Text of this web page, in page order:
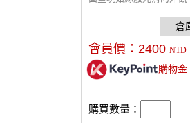
會員價： 2400 NTD
購物金
購買數量：